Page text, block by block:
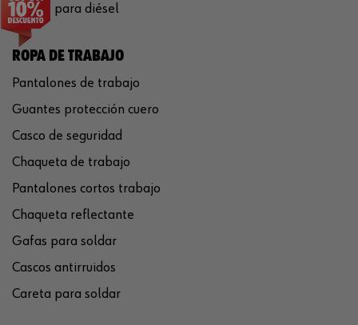
Aditivo para diésel
ROPA DE TRABAJO
Pantalones de trabajo
Guantes protección cuero
Casco de seguridad
Chaqueta de trabajo
Pantalones cortos trabajo
Chaqueta reflectante
Gafas para soldar
Cascos antirruidos
Careta para soldar